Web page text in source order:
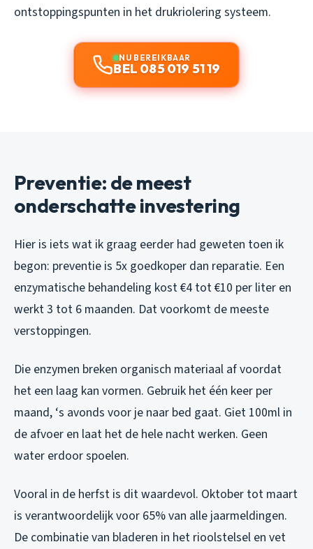
ontstoppingspunten in het drukriolering systeem.
NU BEREIKBAAR
BEL 085 019 51 19
Preventie: de meest
onderschatte investering
Hier is iets wat ik graag eerder had geweten toen ik
begon: preventie is 5x goedkoper dan reparatie. Een
enzymatische behandeling kost €4 tot €10 per liter en
werkt 3 tot 6 maanden. Dat voorkomt de meeste
verstoppingen.
Die enzymen breken organisch materiaal af voordat
het een laag kan vormen. Gebruik het één keer per
maand, ‘s avonds voor je naar bed gaat. Giet 100ml in
de afvoer en laat het de hele nacht werken. Geen
water erdoor spoelen.
Vooral in de herfst is dit waardevol. Oktober tot maart
is verantwoordelijk voor 65% van alle jaarmeldingen.
De combinatie van bladeren in het rioolstelsel en vet